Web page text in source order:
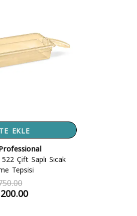
EKLE
Çift Saplı Sıcak
Tepsisi